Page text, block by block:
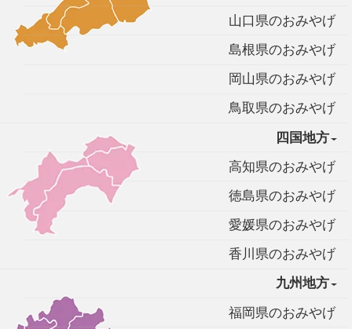
山口県のおみやげ
島根県のおみやげ
岡山県のおみやげ
鳥取県のおみやげ
四国地方
高知県のおみやげ
徳島県のおみやげ
愛媛県のおみやげ
香川県のおみやげ
九州地方
福岡県のおみやげ